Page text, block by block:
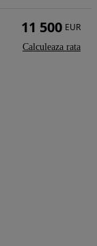
11 500 EUR
Calculeaza rata